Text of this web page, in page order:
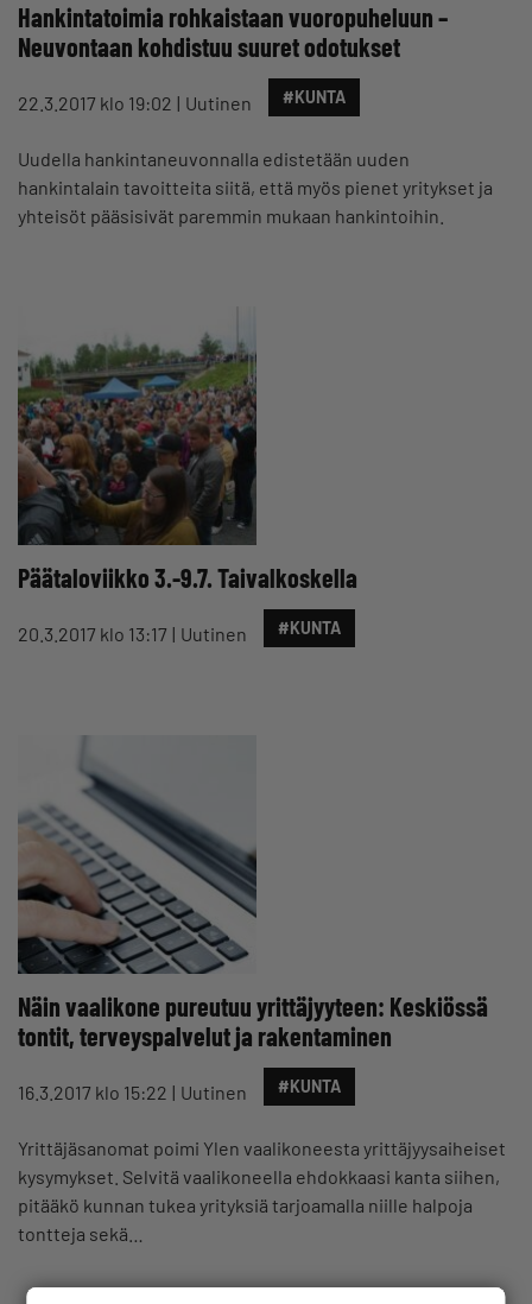
Hankintatoimia rohkaistaan vuoropuheluun –
Neuvontaan kohdistuu suuret odotukset
22.3.2017 klo 19:02 Uutinen #KUNTA
Uudella hankintaneuvonnalla edistetään uuden
hankintalain tavoitteita siitä, että myös pienet yritykset ja
yhteisöt pääsisivät paremmin mukaan hankintoihin.
Päätaloviikko 3.-9.7. Taivalkoskella
20.3.2017 klo 13:17 Uutinen #KUNTA
Näin vaalikone pureutuu yrittäjyyteen: Keskiössä
tontit, terveyspalvelut ja rakentaminen
16.3.2017 klo 15:22 Uutinen #KUNTA
Yrittäjäsanomat poimi Ylen vaalikoneesta yrittäjyysaiheiset
kysymykset. Selvitä vaalikoneella ehdokkaasi kanta siihen,
pitääkö kunnan tukea yrityksiä tarjoamalla niille halpoja
tontteja sekä…